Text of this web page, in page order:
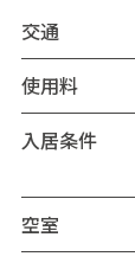
交通
使用料
入居条件
空室